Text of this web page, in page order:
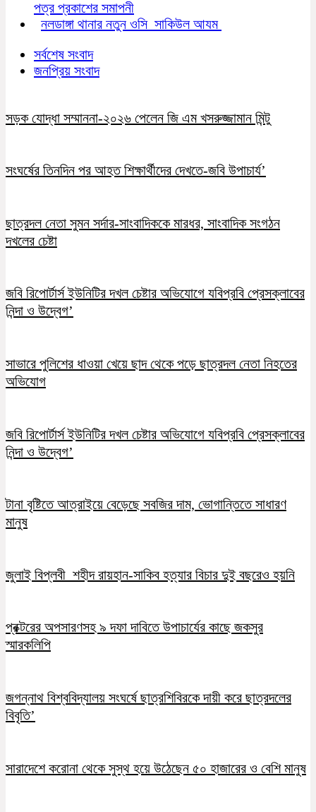
পত্র প্রকাশের সমাপনী
নলডাঙ্গা থানার নতুন ওসি সাকিউল আযম
সর্বশেষ সংবাদ
জনপ্রিয় সংবাদ
সড়ক যোদ্ধা সম্মাননা-২০২৬ পেলেন জি এম খসরুজ্জামান মিন্টু
সংঘর্ষের তিনদিন পর আহত শিক্ষার্থীদের দেখতে-জবি উপাচার্য’
ছাত্রদল নেতা সুমন সর্দার-সাংবাদিককে মারধর, সাংবাদিক সংগঠন
দখলের চেষ্টা
জবি রিপোর্টার্স ইউনিটির দখল চেষ্টার অভিযোগে যবিপ্রবি প্রেসক্লাবের
নিন্দা ও উদ্বেগ’
সাভারে পুলিশের ধাওয়া খেয়ে ছাদ থেকে পড়ে ছাত্রদল নেতা নিহতের
অভিযোগ
জবি রিপোর্টার্স ইউনিটির দখল চেষ্টার অভিযোগে যবিপ্রবি প্রেসক্লাবের
নিন্দা ও উদ্বেগ’
টানা বৃষ্টিতে আত্রাইয়ে বেড়েছে সবজির দাম, ভোগান্তিতে সাধারণ
মানুষ
জুলাই বিপ্লবী শহীদ রায়হান-সাকিব হত্যার বিচার দুই বছরেও হয়নি
প্রক্টরের অপসারণসহ ৯ দফা দাবিতে উপাচার্যের কাছে জকসুর
স্মারকলিপি
জগন্নাথ বিশ্ববিদ্যালয় সংঘর্ষে ছাত্রশিবিরকে দায়ী করে ছাত্রদলের
বিবৃতি’
সারাদেশে করোনা থেকে সুস্থ হয়ে উঠেছেন ৫০ হাজারের ও বেশি মানুষ